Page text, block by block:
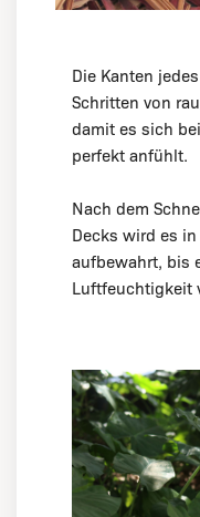
Die Kanten
Schritten von
damit es sich
perfekt anfühlt.
Nach dem
Decks wird es
aufbewahrt, bis
Luftfeuchtigkeit